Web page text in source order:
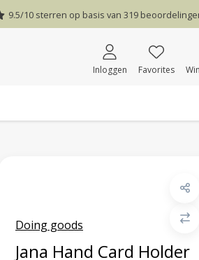
9.5/10 sterren op basis van 319
Inloggen Favorites
Doing goods
Jana Hand Card Holder